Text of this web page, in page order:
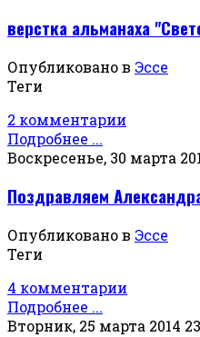
верстка альманаха
Опубликовано в Эссе
Теги
2 комментарии
Подробнее ...
Воскресенье, 30 марта
Поздравляем
Опубликовано в Эссе
Теги
4 комментарии
Подробнее ...
Вторник, 25 марта 2014